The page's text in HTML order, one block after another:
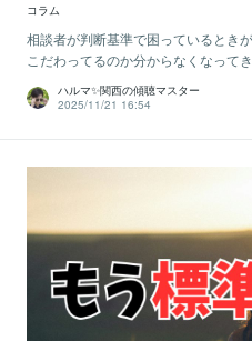
コラム
相談者が判断基準で困っているとき
こだわってるのか分からなくなって
ハルマ✨関西の傾聴マスター
2025/11/21 16:54